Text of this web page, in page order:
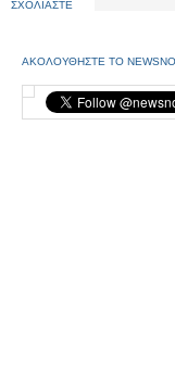
ΣΧΟΛΙΑΣΤΕ
ΑΚΟΛΟΥΘΗΣΤΕ ΤΟ